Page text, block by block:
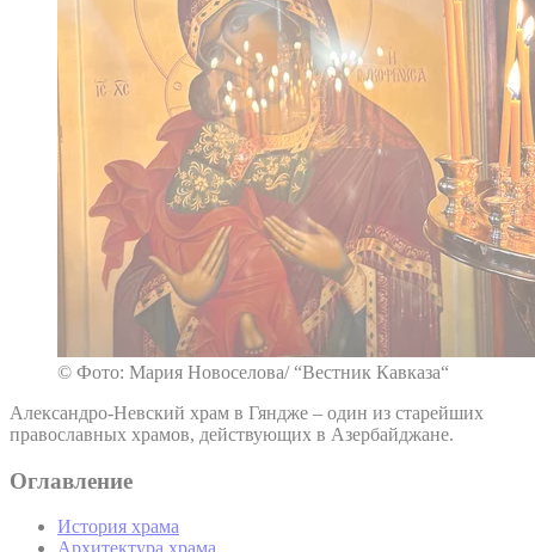
© Фото: Мария Новоселова/ “Вестник Кавказа“
Александро-Невский храм в Гяндже – один из старейших
православных храмов, действующих в Азербайджане.
Оглавление
История храма